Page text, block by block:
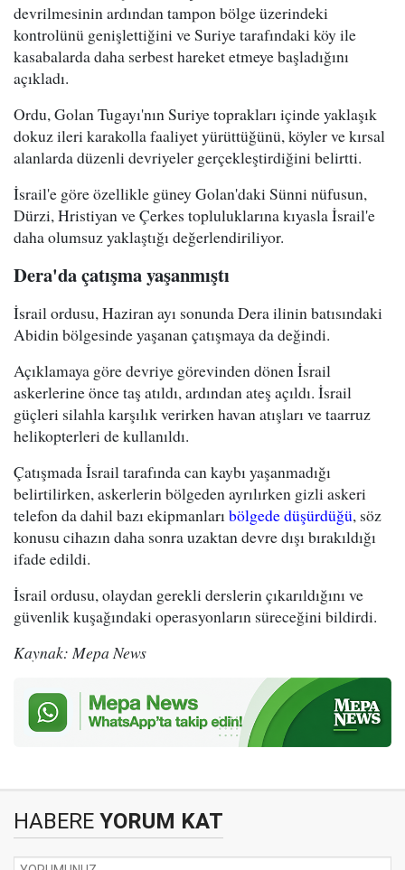
devrilmesinin ardından tampon bölge üzerindeki
kontrolünü genişlettiğini ve Suriye tarafındaki köy ile
kasabalarda daha serbest hareket etmeye başladığını
açıkladı.
Ordu, Golan Tugayı'nın Suriye toprakları içinde yaklaşık
dokuz ileri karakolla faaliyet yürüttüğünü, köyler ve kırsal
alanlarda düzenli devriyeler gerçekleştirdiğini belirtti.
İsrail'e göre özellikle güney Golan'daki Sünni nüfusun,
Dürzi, Hristiyan ve Çerkes topluluklarına kıyasla İsrail'e
daha olumsuz yaklaştığı değerlendiriliyor.
Dera'da çatışma yaşanmıştı
İsrail ordusu, Haziran ayı sonunda Dera ilinin batısındaki
Abidin bölgesinde yaşanan çatışmaya da değindi.
Açıklamaya göre devriye görevinden dönen İsrail
askerlerine önce taş atıldı, ardından ateş açıldı. İsrail
güçleri silahla karşılık verirken havan atışları ve taarruz
helikopterleri de kullanıldı.
Çatışmada İsrail tarafında can kaybı yaşanmadığı
belirtilirken, askerlerin bölgeden ayrılırken gizli askeri
telefon da dahil bazı ekipmanları bölgede düşürdüğü, söz
konusu cihazın daha sonra uzaktan devre dışı bırakıldığı
ifade edildi.
İsrail ordusu, olaydan gerekli derslerin çıkarıldığını ve
güvenlik kuşağındaki operasyonların süreceğini bildirdi.
Kaynak: Mepa News
HABERE YORUM KAT